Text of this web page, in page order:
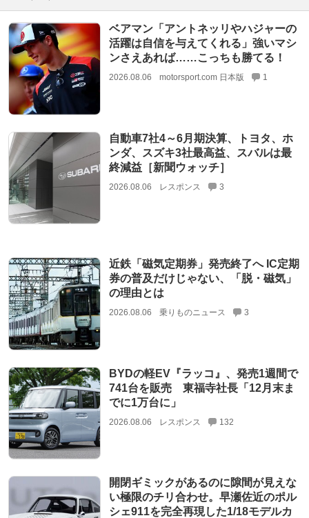
ベアマン「アントネッリやハジャーの
活躍は自信を与えてくれる」強いマシ
ンさえあれば……こっちも勝てる！
2026.08.06 motorsport.com 日本版 1
自動車7社4～6月期決算、トヨタ、ホ
ンダ、スズキ3社最高益、スバルは最
終減益［新聞ウォッチ］
2026.08.06 レスポンス 3
近鉄「磁気定期券」発売終了へ IC定期
券の普及だけじゃない、「脱・磁気」
の理由とは
2026.08.06 乗りものニュース 3
BYDの軽EV『ラッコ』、発売1週間で
741台を販売 東福寺社長「12月末ま
でに1万台に」
2026.08.06 レスポンス 132
開閉ギミックがあるのに隙間が見えな
い極限のチリ合わせ。早瀬佐近のポル
シェ911を完全再現した1/18モデルカ